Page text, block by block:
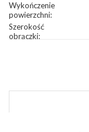
Wykończenie
powierzchni:
Szerokość
obrączki: